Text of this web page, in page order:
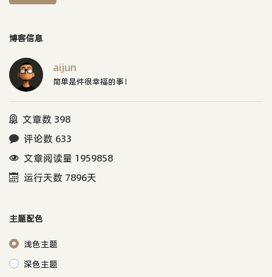
博客信息
aijun
简单是件很幸福的事！
文章数 398
评论数 633
文章阅读量 1959858
运行天数 7896天
主题配色
浅色主题
深色主题